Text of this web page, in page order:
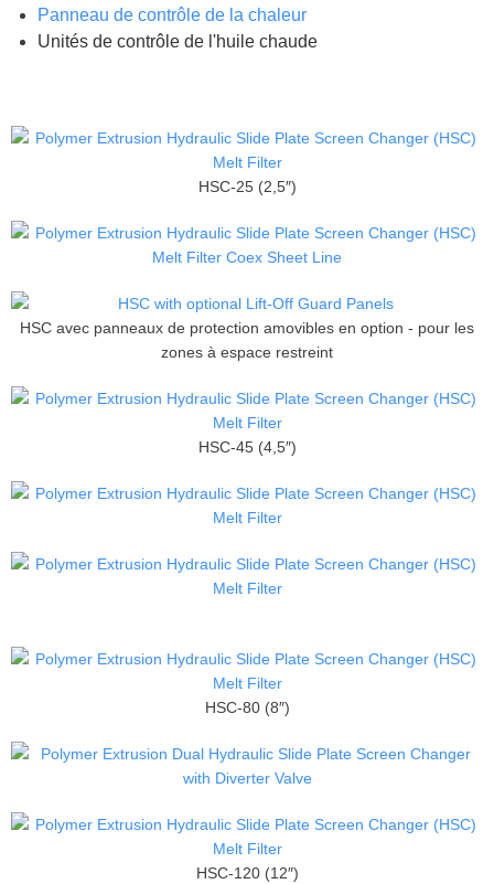
Panneau de contrôle de la chaleur
Unités de contrôle de l'huile chaude
HSC-25 (2,5″)
HSC avec panneaux de protection amovibles en option - pour les
zones à espace restreint
HSC-45 (4,5″)
HSC-80 (8″)
HSC-120 (12″)